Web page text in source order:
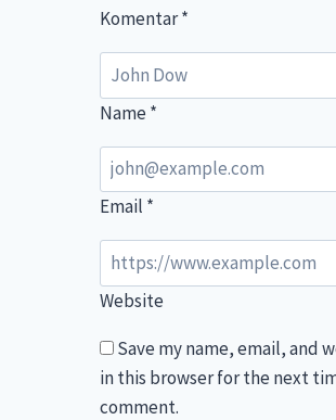
Komentar*
Name *
Email *
Website
Save my name, email, and
in this browser for the next
comment.